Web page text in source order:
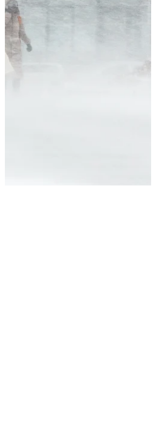
Austausch bot viele neue Impulse für
unsere weitere Arbeit an der Schule und
stärkte das gemeinsame Engagement
gegen Dis